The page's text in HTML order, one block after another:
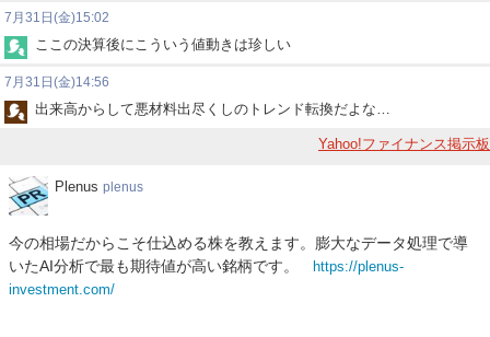
7月31日(金)15:02
ここの決算後にこういう値動きは珍しい
7月31日(金)14:56
出来高からして悪材料出尽くしのトレンド転換だよな…
Yahoo!ファイナンス掲示板
Plenus
Plenus plenus
今の相場だからこそ仕込める株を教えます。膨大なデータ処理で導
いたAI分析で最も期待値が高い銘柄です。
https://plenus-
investment.com/